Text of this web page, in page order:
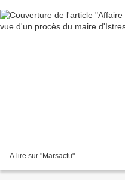
A lire sur "Marsactu"